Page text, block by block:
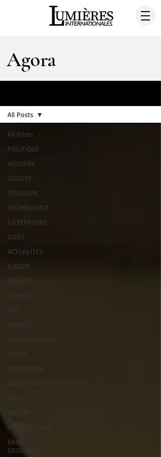
Agora
All Posts
POLITIQUE
HISTOIRE
SOCIETE
TOURISME
TECHNOLOGIE
LITTERATURE
IDEES
ACTUALITES
CUISINE
MEDIAS
MUSIQUE
ART
SCIENCE
INTERNATIONAL
SPORT
EXPOSITION
GASTRONOMIE
SANTE
NATURE
ARCHITECTURE
BANDE
DESSINEE
All Posts